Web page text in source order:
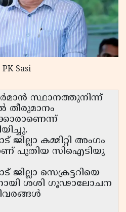
Sasi
സ്ഥാനത്തുനിന്ന്
തീരുമാനം
ജില്ലാ കമ്മിറ്റി അംഗം
പുതിയ സിഐടിയു
ജില്ലാ സെക്രട്ടറിയെ
ശശി ഗൂഢാലോചന